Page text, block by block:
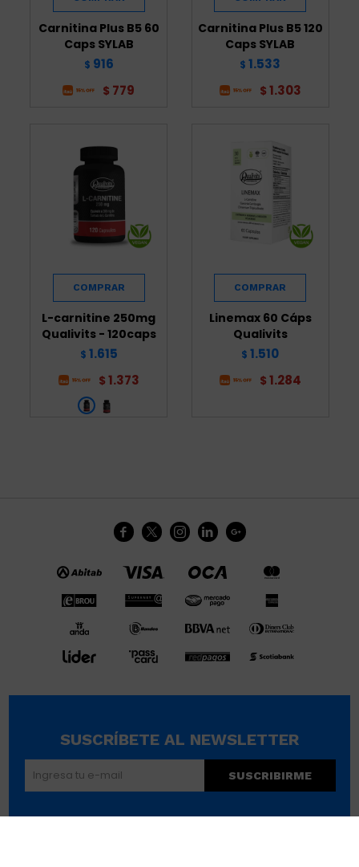
Carnitina Plus B5 60
Caps SYLAB
$ 916
$ 779
Carnitina Plus B5 120
Caps SYLAB
$ 1.533
$ 1.303
L-carnitine 250mg
Qualivits - 120caps
$ 1.615
$ 1.373
Linemax 60 Cáps
Qualivits
$ 1.510
$ 1.284
    
SUSCRÍBETE AL NEWSLETTER
SUSCRIBIRME